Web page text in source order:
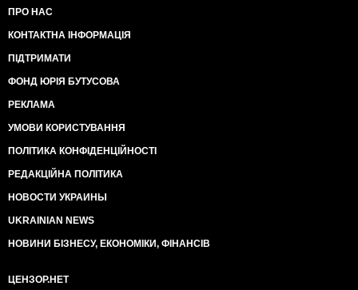
ПРО НАС
КОНТАКТНА ІНФОРМАЦІЯ
ПІДТРИМАТИ
ФОНД ЮРІЯ БУТУСОВА
РЕКЛАМА
УМОВИ КОРИСТУВАННЯ
ПОЛІТИКА КОНФІДЕНЦІЙНОСТІ
РЕДАКЦІЙНА ПОЛІТИКА
НОВОСТИ УКРАИНЫ
UKRAINIAN NEWS
НОВИНИ БІЗНЕСУ, ЕКОНОМІКИ, ФІНАНСІВ
ЦЕНЗОР.НЕТ